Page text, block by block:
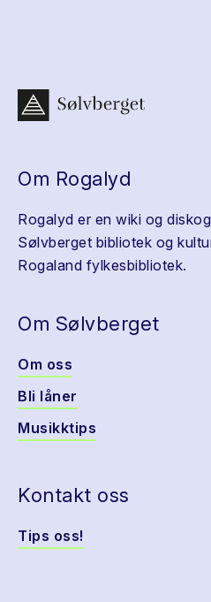
Om Rogalyd
Rogalyd er en wiki og
Sølvberget bibliotek og
Rogaland fylkesbibliotek.
Om Sølvberget
Om oss
Bli låner
Musikktips
Kontakt oss
Tips oss!